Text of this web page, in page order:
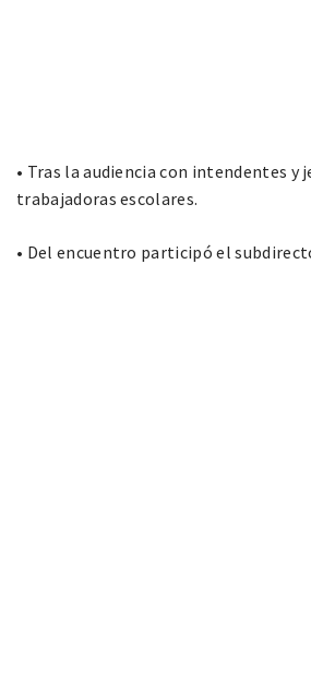
• Tras la audiencia con intendentes
trabajadoras escolares.
• Del encuentro participó el